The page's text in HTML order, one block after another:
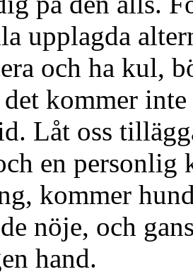
upplagda
och ha kul,
kommer
Låt oss
en personlig
kommer
nöje, och
hand.